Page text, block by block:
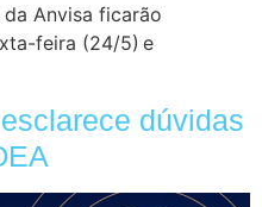
Anvisa ficarão
feira (24/5) e
dúvidas